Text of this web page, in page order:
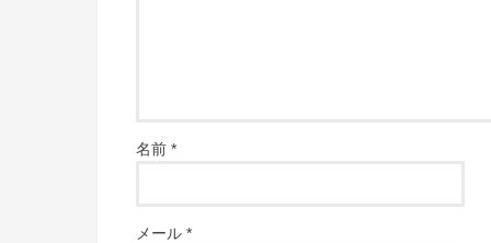
名前 *
メール *